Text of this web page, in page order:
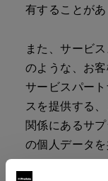
有することがあ
また、サービ
のような、お
サービスパー
スを提供する
関係にあるサ
の個人データを